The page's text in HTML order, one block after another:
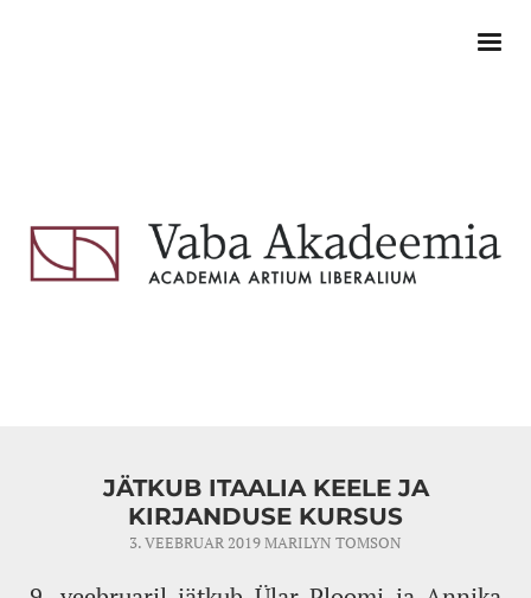
JÄTKUB ITAALIA KEELE JA
KIRJANDUSE KURSUS
3. VEEBRUAR 2019MARILYN TOMSON